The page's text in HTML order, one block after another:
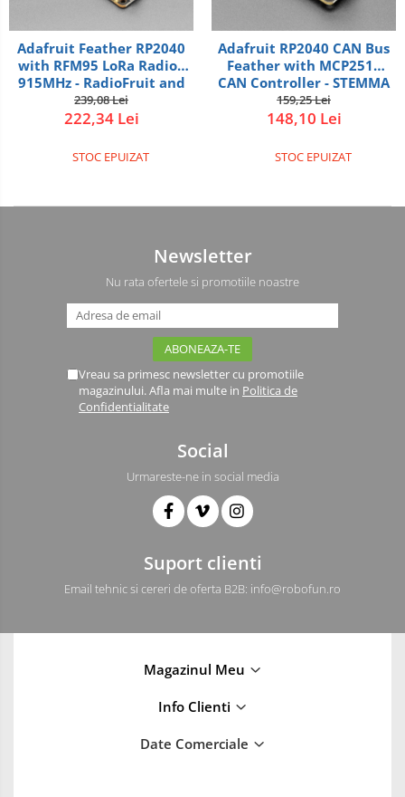
Adafruit Feather RP2040
with RFM95 LoRa Radio -
915MHz - RadioFruit and
STEMMA QT
239,08 Lei
222,34 Lei
STOC EPUIZAT
Adafruit RP2040 CAN Bus
Feather with MCP2515
CAN Controller - STEMMA
QT
159,25 Lei
148,10 Lei
STOC EPUIZAT
Newsletter
Nu rata ofertele si promotiile noastre
Vreau sa primesc newsletter cu promotiile
magazinului. Afla mai multe in Politica de
Confidentialitate
Social
Urmareste-ne in social media
Suport clienti
Email tehnic si cereri de oferta B2B: info@robofun.ro
Magazinul Meu
Info Clienti
Date Comerciale